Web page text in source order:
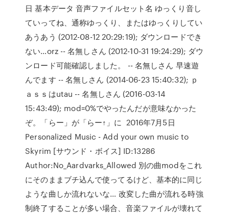
日 基本データ 音声ファイルセット名 ゆっくり音し
ていってね、通称ゆっくり、またはゆっくりしてい
あうあう (2012-08-12 20:29:19); ダウンロードでき
ない…orz -- 名無しさん (2012-10-31 19:24:29); ダウ
ンロード可能確認しました。 -- 名無しさん 早速遊
んでます -- 名無しさん (2014-06-23 15:40:32); ｐ
ａｓｓはutau -- 名無しさん (2016-03-14
15:43:49); mod=0%でやったんだが意味なかった
ぞ。「らー」が「らー↑」に 2016年7月5日
Personalized Music - Add your own music to
Skyrim [サウンド・ボイス] ID:13286
Author:No_Aardvarks_Allowed 別の曲modをこれ
にそのままブチ込んで使ってるけど、基本的に同じ
ような曲しか流れないな… 改変した曲が流れる時強
制終了することが多い場合、音楽ファイルが壊れて